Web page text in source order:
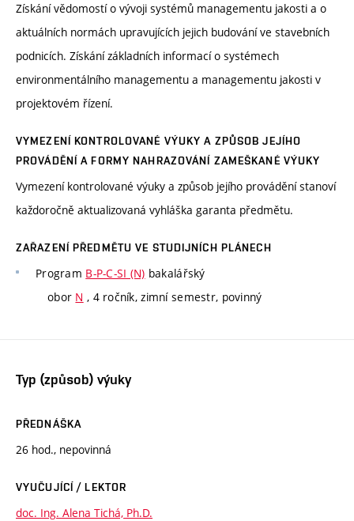
Získání vědomostí o vývoji systémů managementu jakosti a o
aktuálních normách upravujících jejich budování ve stavebních
podnicích. Získání základních informací o systémech
environmentálního managementu a managementu jakosti v
projektovém řízení.
VYMEZENÍ KONTROLOVANÉ VÝUKY A ZPŮSOB JEJÍHO
PROVÁDĚNÍ A FORMY NAHRAZOVÁNÍ ZAMEŠKANÉ VÝUKY
Vymezení kontrolované výuky a způsob jejího provádění stanoví
každoročně aktualizovaná vyhláška garanta předmětu.
ZAŘAZENÍ PŘEDMĚTU VE STUDIJNÍCH PLÁNECH
Program B-P-C-SI (N) bakalářský
obor N , 4 ročník, zimní semestr, povinný
Typ (způsob) výuky
PŘEDNÁŠKA
26 hod., nepovinná
VYUČUJÍCÍ / LEKTOR
doc. Ing. Alena Tichá, Ph.D.